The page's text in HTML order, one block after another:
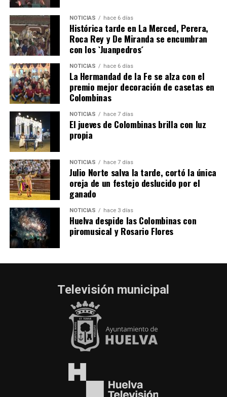
SEXTA CORRIDA DE LAS FIESTAS COLOMBINAS
2026
hace 3 días· Huelvatv
NOTICIAS hace 6 días
Histórica tarde en La Merced, Perera,
Roca Rey y De Miranda se encumbran
con los `Juanpedros´
NOTICIAS hace 6 días
La Hermandad de la Fe se alza con el
premio mejor decoración de casetas en
Colombinas
NOTICIAS hace 7 días
El jueves de Colombinas brilla con luz
propia
NOTICIAS hace 7 días
Julio Norte salva la tarde, cortó la única
oreja de un festejo deslucido por el
ganado
NOTICIAS hace 3 días
Huelva despide las Colombinas con
piromusical y Rosario Flores
Televisión municipal